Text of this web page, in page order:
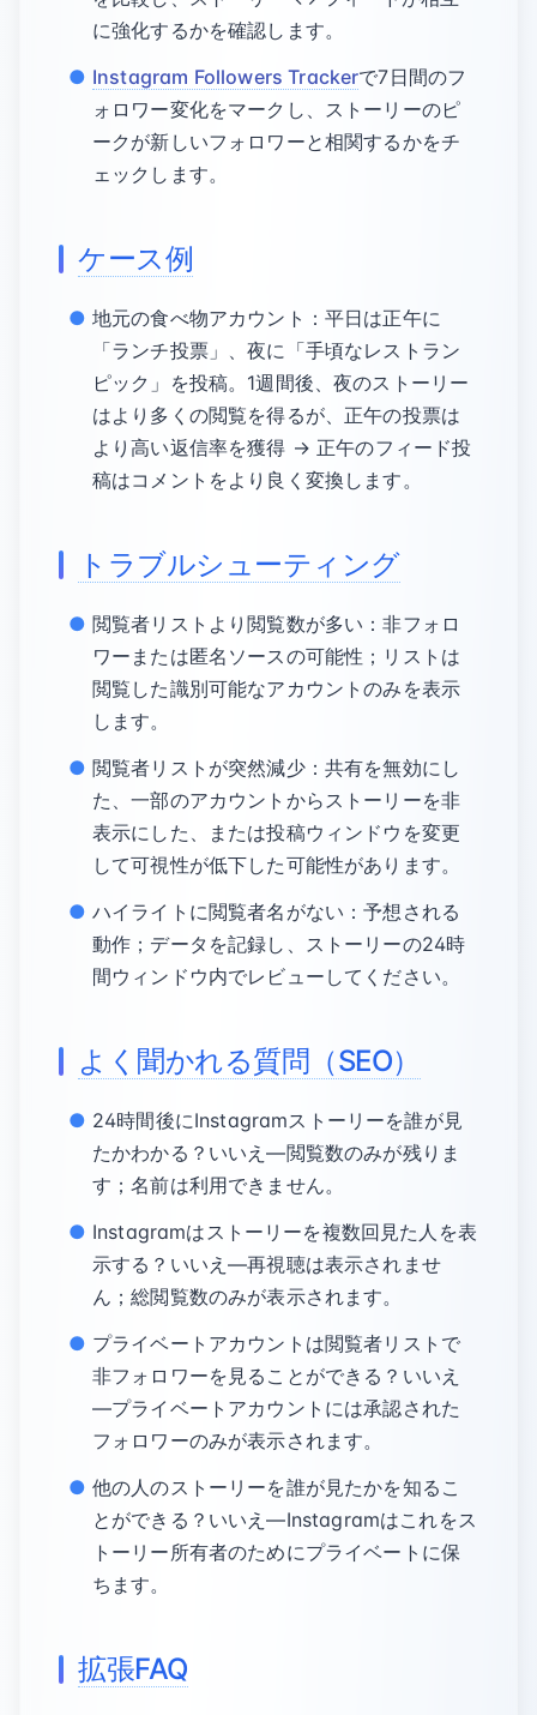
に強化するかを確認します。
Instagram Followers Trackerで7日間のフ
ォロワー変化をマークし、ストーリーのピ
ークが新しいフォロワーと相関するかをチ
ェックします。
ケース例
地元の食べ物アカウント：平日は正午に
「ランチ投票」、夜に「手頃なレストラン
ピック」を投稿。1週間後、夜のストーリー
はより多くの閲覧を得るが、正午の投票は
より高い返信率を獲得 → 正午のフィード投
稿はコメントをより良く変換します。
トラブルシューティング
閲覧者リストより閲覧数が多い：非フォロ
ワーまたは匿名ソースの可能性；リストは
閲覧した識別可能なアカウントのみを表示
します。
閲覧者リストが突然減少：共有を無効にし
た、一部のアカウントからストーリーを非
表示にした、または投稿ウィンドウを変更
して可視性が低下した可能性があります。
ハイライトに閲覧者名がない：予想される
動作；データを記録し、ストーリーの24時
間ウィンドウ内でレビューしてください。
よく聞かれる質問（SEO）
24時間後にInstagramストーリーを誰が見
たかわかる？いいえ—閲覧数のみが残りま
す；名前は利用できません。
Instagramはストーリーを複数回見た人を表
示する？いいえ—再視聴は表示されませ
ん；総閲覧数のみが表示されます。
プライベートアカウントは閲覧者リストで
非フォロワーを見ることができる？いいえ
—プライベートアカウントには承認された
フォロワーのみが表示されます。
他の人のストーリーを誰が見たかを知るこ
とができる？いいえ—Instagramはこれをス
トーリー所有者のためにプライベートに保
ちます。
拡張FAQ